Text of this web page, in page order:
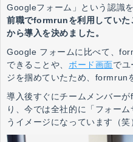
Googleフォーム」という認識
前職でformrunを利用していた
から導入を決めました。
Google フォームに比べて、
できることや、 ボード画面でユ
ジを掴めていたため、formrun
導入後すぐにチームメンバー
り、今では全社的に「フォー
うイメージになっています（笑